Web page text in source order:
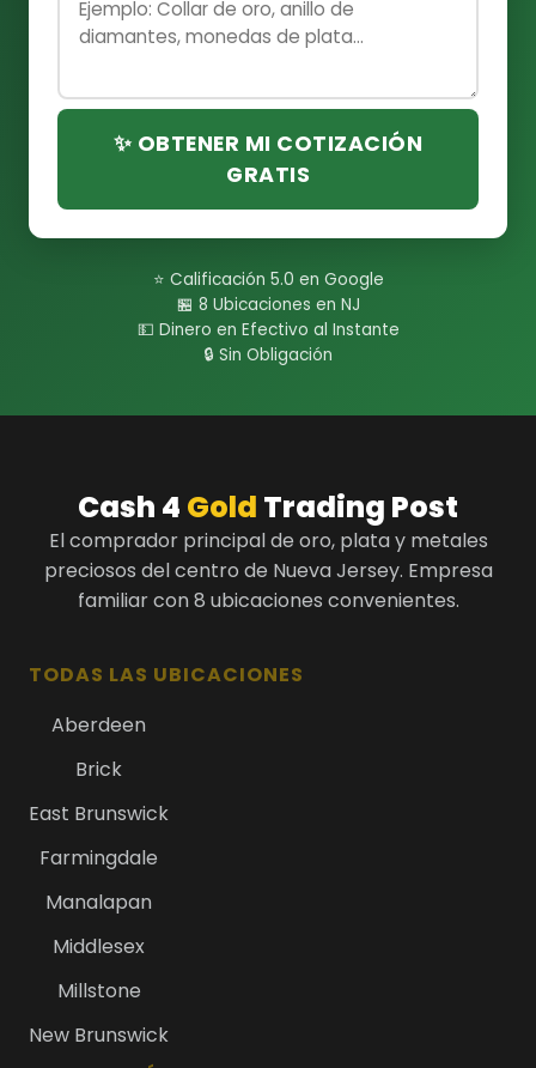
✨ OBTENER MI COTIZACIÓN
GRATIS
⭐ Calificación 5.0 en Google
🏪 8 Ubicaciones en NJ
💵 Dinero en Efectivo al Instante
🔒 Sin Obligación
Cash 4 Gold Trading Post
El comprador principal de oro, plata y metales
preciosos del centro de Nueva Jersey. Empresa
familiar con 8 ubicaciones convenientes.
TODAS LAS UBICACIONES
Aberdeen
Brick
East Brunswick
Farmingdale
Manalapan
Middlesex
Millstone
New Brunswick